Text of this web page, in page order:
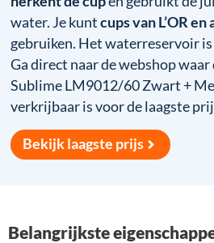
water. Je kuntcups van L’OR
gebruiken. Het waterreservoir
Ga direct naar de webshop
Sublime LM9012/60 Zwart +
verkrijbaar is voor de laagste
Bekijk laagste prijs
Belangrijkste